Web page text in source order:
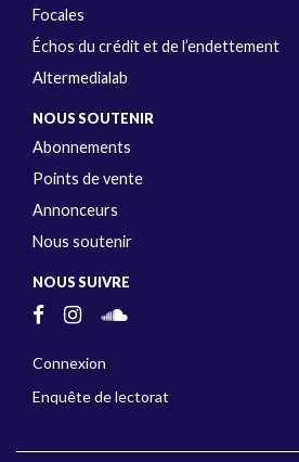
Focales
Échos du crédit et de l’endettement
Altermedialab
NOUS SOUTENIR
Abonnements
Points de vente
Annonceurs
Nous soutenir
NOUS SUIVRE
Connexion
Enquête de lectorat